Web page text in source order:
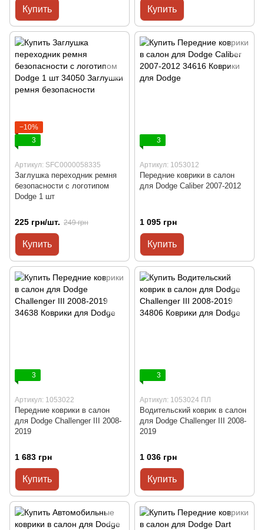
Купить Купить
−10%
3
Артикул: SFC0000058335
Заглушка переходник ремня
безопасности с логотипом
Dodge 1 шт
225 грн/шт. 249 грн
Купить
3
Артикул: 1053012
Передние коврики в салон
для Dodge Caliber 2007-2012
1 095 грн
Купить
3
Артикул: 1053022
Передние коврики в салон
для Dodge Challenger III 2008-
2019
1 683 грн
Купить
3
Артикул: 1053024 ПЛ
Водительский коврик в салон
для Dodge Challenger III 2008-
2019
1 036 грн
Купить